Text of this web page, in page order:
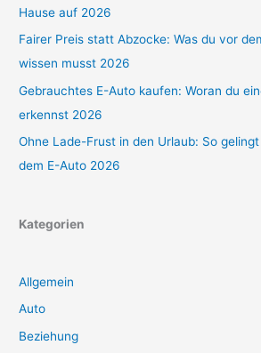
Hause auf 2026
Fairer Preis statt Abzocke: Was du vor
wissen musst 2026
Gebrauchtes E-Auto kaufen: Woran du
erkennst 2026
Ohne Lade-Frust in den Urlaub: So
dem E-Auto 2026
Kategorien
Allgemein
Auto
Beziehung